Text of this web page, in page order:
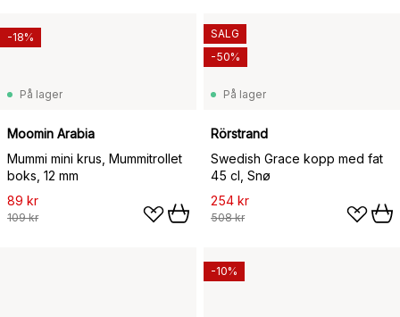
På lager
Moomin Arabia
Mummi mini krus, Mummitrollet
boks, 12 mm
89 kr
109 kr
-18%
På lager
Rörstrand
Swedish Grace kopp med fat
45 cl, Snø
254 kr
508 kr
SALG
-50%
-10%